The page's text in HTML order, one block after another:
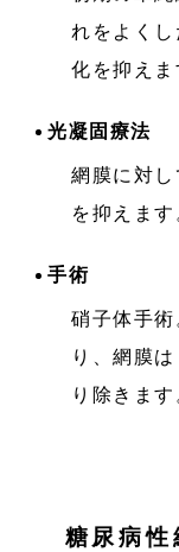
れをよく
化を抑えま
光凝固療法
網膜に対
を抑えます
手術
硝子体手
り、網膜
り除きます
糖尿病性